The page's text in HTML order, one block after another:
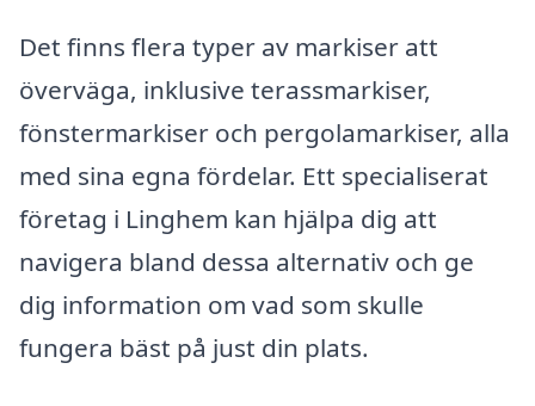
Det finns flera typer av markiser att
överväga, inklusive terassmarkiser,
fönstermarkiser och pergolamarkiser, alla
med sina egna fördelar. Ett specialiserat
företag i Linghem kan hjälpa dig att
navigera bland dessa alternativ och ge
dig information om vad som skulle
fungera bäst på just din plats.